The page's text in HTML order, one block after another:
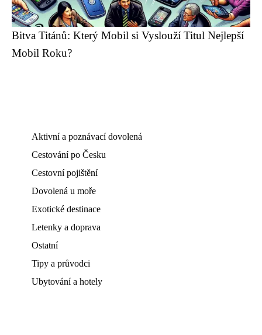
Bitva Titánů: Který Mobil si Vyslouží Titul Nejlepší
Mobil Roku?
Aktivní a poznávací dovolená
Cestování po Česku
Cestovní pojištění
Dovolená u moře
Exotické destinace
Letenky a doprava
Ostatní
Tipy a průvodci
Ubytování a hotely